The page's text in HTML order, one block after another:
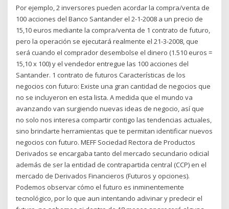
Por ejemplo, 2 inversores pueden acordar la compra/venta de
100 acciones del Banco Santander el 2-1-2008 a un precio de
15,10 euros mediante la compra/venta de 1 contrato de futuro,
pero la operación se ejecutará realmente el 21-3-2008, que
será cuando el comprador desembolse el dinero (1.510 euros =
15,10 x 100) y el vendedor entregue las 100 acciones del
Santander. 1 contrato de futuros Características de los
negocios con futuro: Existe una gran cantidad de negocios que
no se incluyeron en esta lista. A medida que el mundo va
avanzando van surgiendo nuevas ideas de negocio, así que
no solo nos interesa compartir contigo las tendencias actuales,
sino brindarte herramientas que te permitan identificar nuevos
negocios con futuro. MEFF Sociedad Rectora de Productos
Derivados se encargaba tanto del mercado secundario odicial
además de ser la entidad de contrapartida central (CCP) en el
mercado de Derivados Financieros (Futuros y opciones).
Podemos observar cómo el futuro es inminentemente
tecnológico, por lo que aun intentando adivinar y predecir el